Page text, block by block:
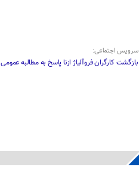
سرویس اجتماعی:
بازگشت کارگران فروآلیاژ ازنا پاسخ به مطالبه عمومی